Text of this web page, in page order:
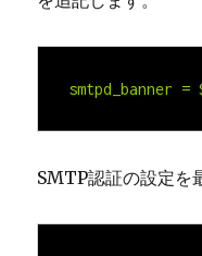
smtpd_banner =
SMTP認証の設定を